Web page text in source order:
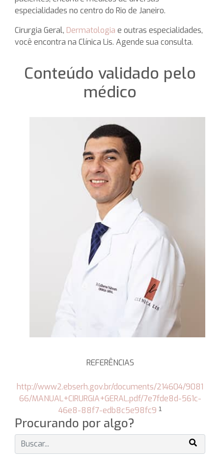
especialidades no centro do Rio de Janeiro.
Cirurgia Geral, Dermatologia e outras especialidades,
você encontra na Clínica Lis. Agende sua consulta.
Conteúdo validado pelo
médico
REFERÊNCIAS
http://www2.ebserh.gov.br/documents/214604/9081
66/MANUAL+CIRURGIA+GERAL.pdf/7e7fde8d-561c-
46e8-88f7-edb8c5e98fc9 ¹
Procurando por algo?